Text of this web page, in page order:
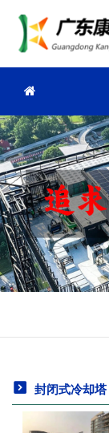
封闭式冷却塔